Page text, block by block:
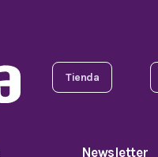
Tienda
Newsletter